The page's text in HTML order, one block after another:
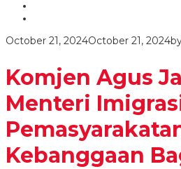
October 21, 2024October 21, 2024
Komjen Agus
Menteri
Kebanggaan